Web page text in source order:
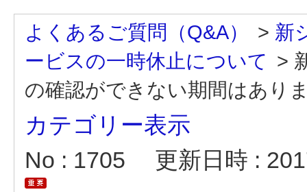
よくあるご質問（Q&A） > 新
ービスの一時休止について >
の確認ができない期間はあり
カテゴリー表示
No : 1705
更新日時 :